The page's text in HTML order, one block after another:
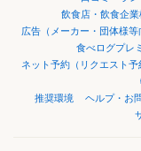
飲食店・飲食企
広告（メーカー・団体様
食べログプレ
ネット予約（リクエスト予
推奨環境
ヘルプ・お